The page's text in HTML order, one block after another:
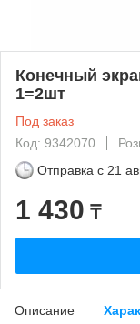
Конечный
1=2шт
Под заказ
Код: 9342070
Отправка с 21
1 430 ₸
Описание